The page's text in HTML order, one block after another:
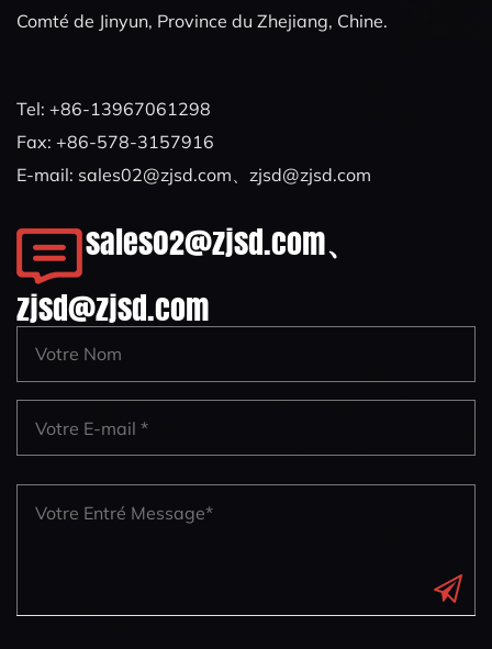
Comté de Jinyun, Province du Zhejiang, Chine.
Tel: +86-13967061298
Fax: +86-578-3157916
E-mail: sales02@zjsd.com zjsd@zjsd.com
sales02@zjsd.com、
zjsd@zjsd.com